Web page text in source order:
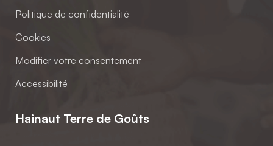
Politique de confidentialité
Cookies
Modifier votre consentement
Accessibilité
Hainaut Terre de Goûts